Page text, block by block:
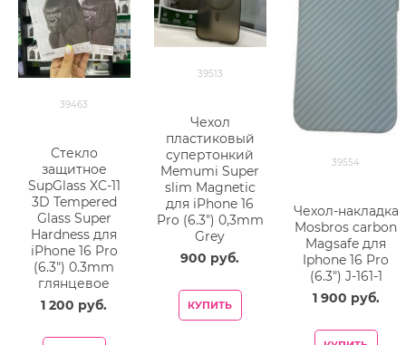
39463
Стекло
защитное
SupGlass XC-11
3D Tempered
Glass Super
Hardness для
iPhone 16 Pro
(6.3") 0.3mm
глянцевое
1 200 руб.
39513
Чехол
пластиковый
супертонкий
Memumi Super
slim Magnetic
для iPhone 16
Pro (6.3") 0,3mm
Grey
900 руб.
КУПИТЬ
39554
Чехол-накладка
Mosbros carbon
Magsafe для
Iphone 16 Pro
(6.3") J-161-1
1 900 руб.